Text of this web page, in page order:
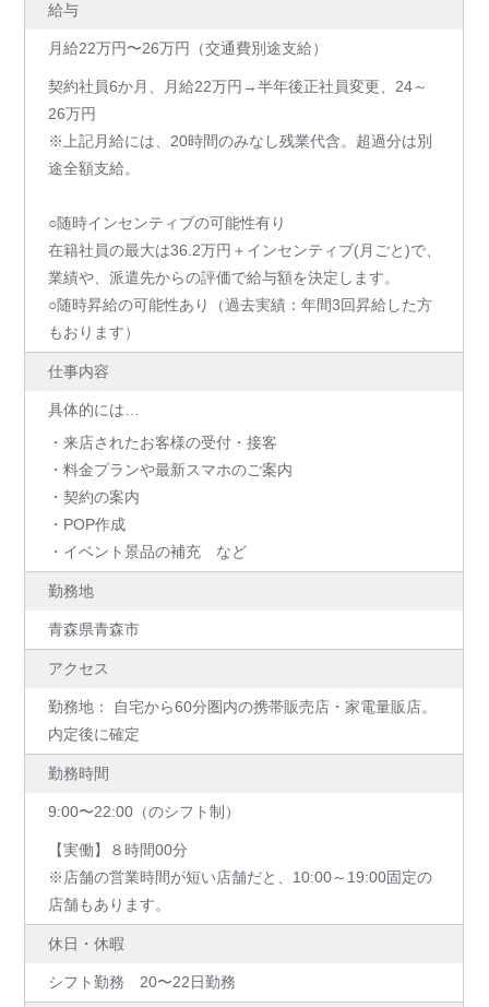
給与
月給22万円〜26万円（交通費別途支給）
契約社員6か月、月給22万円→半年後正社員変更、24～
26万円
※上記月給には、20時間のみなし残業代含。超過分は別
途全額支給。
○随時インセンティブの可能性有り
在籍社員の最大は36.2万円＋インセンティブ(月ごと)で、
業績や、派遣先からの評価で給与額を決定します。
○随時昇給の可能性あり（過去実績：年間3回昇給した方
もおります）
仕事内容
具体的には…
・来店されたお客様の受付・接客
・料金プランや最新スマホのご案内
・契約の案内
・POP作成
・イベント景品の補充 など
勤務地
青森県青森市
アクセス
勤務地： 自宅から60分圏内の携帯販売店・家電量販店。
内定後に確定
勤務時間
9:00〜22:00（のシフト制）
【実働】８時間00分
※店舗の営業時間が短い店舗だと、10:00～19:00固定の
店舗もあります。
休日・休暇
シフト勤務 20〜22日勤務